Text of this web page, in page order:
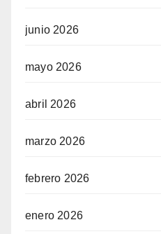
junio 2026
mayo 2026
abril 2026
marzo 2026
febrero 2026
enero 2026